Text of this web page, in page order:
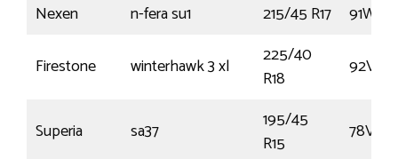
Nexen
n-fera su1 215/45 R17
91W
Firestone
winterhawk 3 xl
225/40
R18
92V
Superia sa37
195/45
R15
78V